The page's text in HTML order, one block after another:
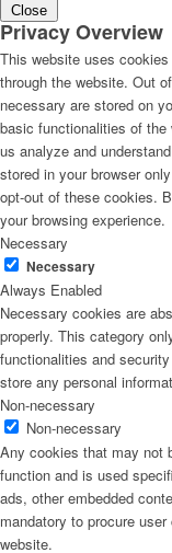
Close
Privacy Overview
This website uses
through the website. Out
necessary are stored on
basic functionalities of
us analyze and
stored in your browser
opt-out of these cookies.
your browsing experience.
Necessary
Necessary
Always Enabled
Necessary cookies are
properly. This category
functionalities and
store any personal
Non-necessary
Non-necessary
Any cookies that may not
function and is used
ads, other embedded
mandatory to procure
website.